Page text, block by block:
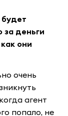
будет
за деньги
они
очень
агент
попало, не